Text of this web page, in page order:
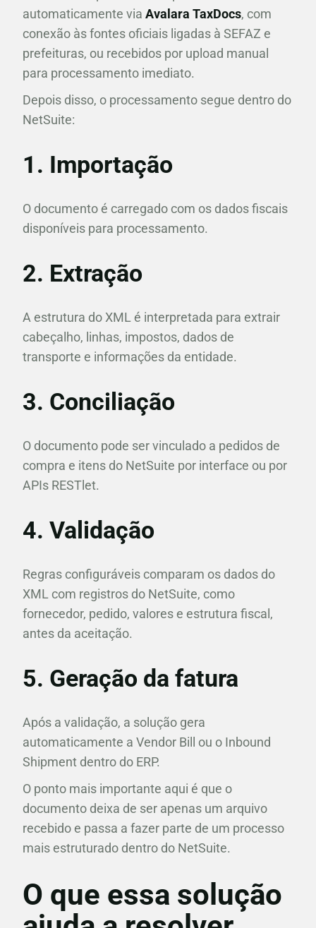
automaticamente via Avalara TaxDocs, com
conexão às fontes oficiais ligadas à SEFAZ e
prefeituras, ou recebidos por upload manual
para processamento imediato.
Depois disso, o processamento segue dentro do
NetSuite:
1. Importação
O documento é carregado com os dados fiscais
disponíveis para processamento.
2. Extração
A estrutura do XML é interpretada para extrair
cabeçalho, linhas, impostos, dados de
transporte e informações da entidade.
3. Conciliação
O documento pode ser vinculado a pedidos de
compra e itens do NetSuite por interface ou por
APIs RESTlet.
4. Validação
Regras configuráveis comparam os dados do
XML com registros do NetSuite, como
fornecedor, pedido, valores e estrutura fiscal,
antes da aceitação.
5. Geração da fatura
Após a validação, a solução gera
automaticamente a Vendor Bill ou o Inbound
Shipment dentro do ERP.
O ponto mais importante aqui é que o
documento deixa de ser apenas um arquivo
recebido e passa a fazer parte de um processo
mais estruturado dentro do NetSuite.
O que essa solução